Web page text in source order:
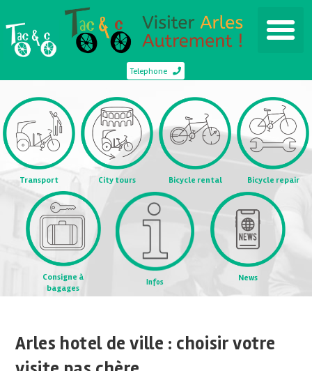
Telephone
Transport City tours Bicycle rental Bicycle repair
Consigne à
bagages
Infos News
Arles hotel de ville : choisir votre